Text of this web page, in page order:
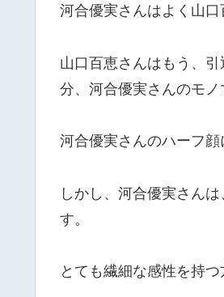
河合優実さんはよく山
山口百恵さんはもう、
分、河合優実さんのモノ
河合優実さんのハーフ顔
しかし、河合優実さん
す。
とても繊細な感性を持つ